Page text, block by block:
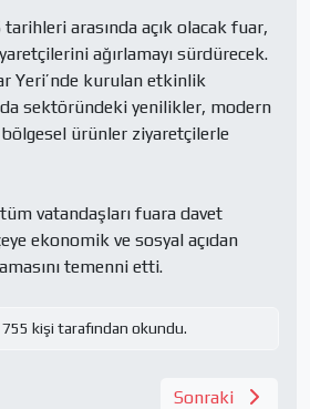
arasında açık olacak fuar,
ağırlamayı sürdürecek.
Yeri’nde kurulan etkinlik
sektöründeki yenilikler, modern
ürünler ziyaretçilerle
vatandaşları fuara davet
ekonomik ve sosyal açıdan
temenni etti.
kişi tarafından okundu.
Sonraki